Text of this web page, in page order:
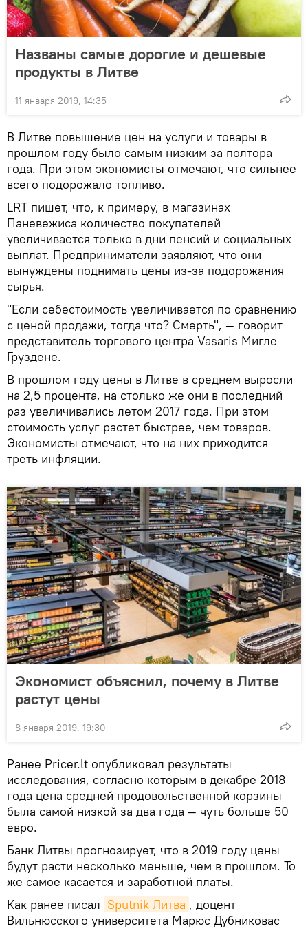
Названы самые дорогие и дешевые
продукты в Литве
11 января 2019, 14:35
В Литве повышение цен на услуги и товары в
прошлом году было самым низким за полтора
года. При этом экономисты отмечают, что сильнее
всего подорожало топливо.
LRT пишет, что, к примеру, в магазинах
Паневежиса количество покупателей
увеличивается только в дни пенсий и социальных
выплат. Предприниматели заявляют, что они
вынуждены поднимать цены из-за подорожания
сырья.
"Если себестоимость увеличивается по сравнению
с ценой продажи, тогда что? Смерть", — говорит
представитель торгового центра Vasaris Мигле
Груздене.
В прошлом году цены в Литве в среднем выросли
на 2,5 процента, на столько же они в последний
раз увеличивались летом 2017 года. При этом
стоимость услуг растет быстрее, чем товаров.
Экономисты отмечают, что на них приходится
треть инфляции.
Экономист объяснил, почему в Литве
растут цены
8 января 2019, 19:30
Ранее Pricer.lt опубликовал результаты
исследования, согласно которым в декабре 2018
года цена средней продовольственной корзины
была самой низкой за два года — чуть больше 50
евро.
Банк Литвы прогнозирует, что в 2019 году цены
будут расти несколько меньше, чем в прошлом. То
же самое касается и заработной платы.
Как ранее писал Sputnik Литва , доцент
Вильнюсского университета Марюс Дубниковас